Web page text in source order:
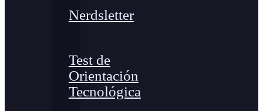
Nerdsletter
Test de
Orientación
Tecnológica